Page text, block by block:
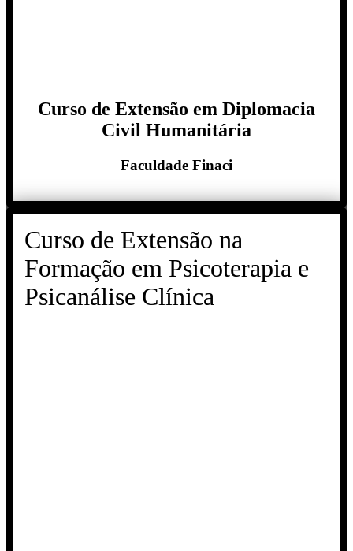
Curso de Extensão em Diplomacia
Civil Humanitária
Faculdade Finaci
Curso de Extensão na
Formação em Psicoterapia e
Psicanálise Clínica